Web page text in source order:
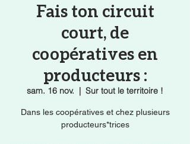
Fais ton circuit
court, de
coopératives en
producteurs :
sam. 16 nov.
  |
Sur tout le territoire !
Dans les coopératives et chez plusieurs
producteurs*trices